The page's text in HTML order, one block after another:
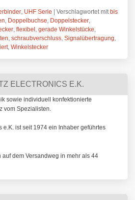
UHF Serie | Verschlagwortet mit bis
Doppelbuchse Doppelstecker
flexibel gerade Winkelstücke
schraubverschluss Signalübertragung
, Winkelstecker
ELECTRONICS E.K.
sowie individuell konfektionierte
vom Spezialisten.
e.K. ist seit 1974 ein Inhaber geführtes
dem Versandweg in mehr als 44